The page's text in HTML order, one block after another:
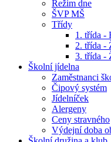
Režim dne
ŠVP MŠ
Třídy
1. třída -
2. třída -
3. třída -
Školní jídelna
Zaměstnanci
Čipový systém
Jídelníček
Alergeny
Ceny stravného
Výdejní doba